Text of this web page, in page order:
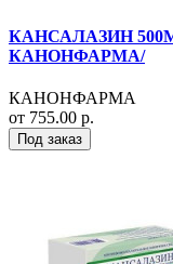
КАНСАЛАЗИН
КАНОНФАРМА/
КАНОНФАРМА
от 755.00 р.
Под заказ